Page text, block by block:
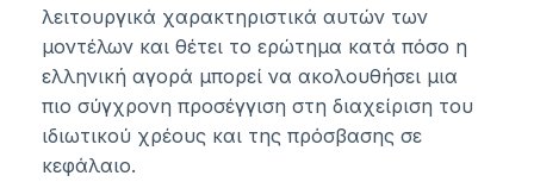
λειτουργικά χαρακτηριστικά αυτών των
μοντέλων και θέτει το ερώτημα κατά πόσο η
ελληνική αγορά μπορεί να ακολουθήσει μια
πιο σύγχρονη προσέγγιση στη διαχείριση του
ιδιωτικού χρέους και της πρόσβασης σε
κεφάλαιο.